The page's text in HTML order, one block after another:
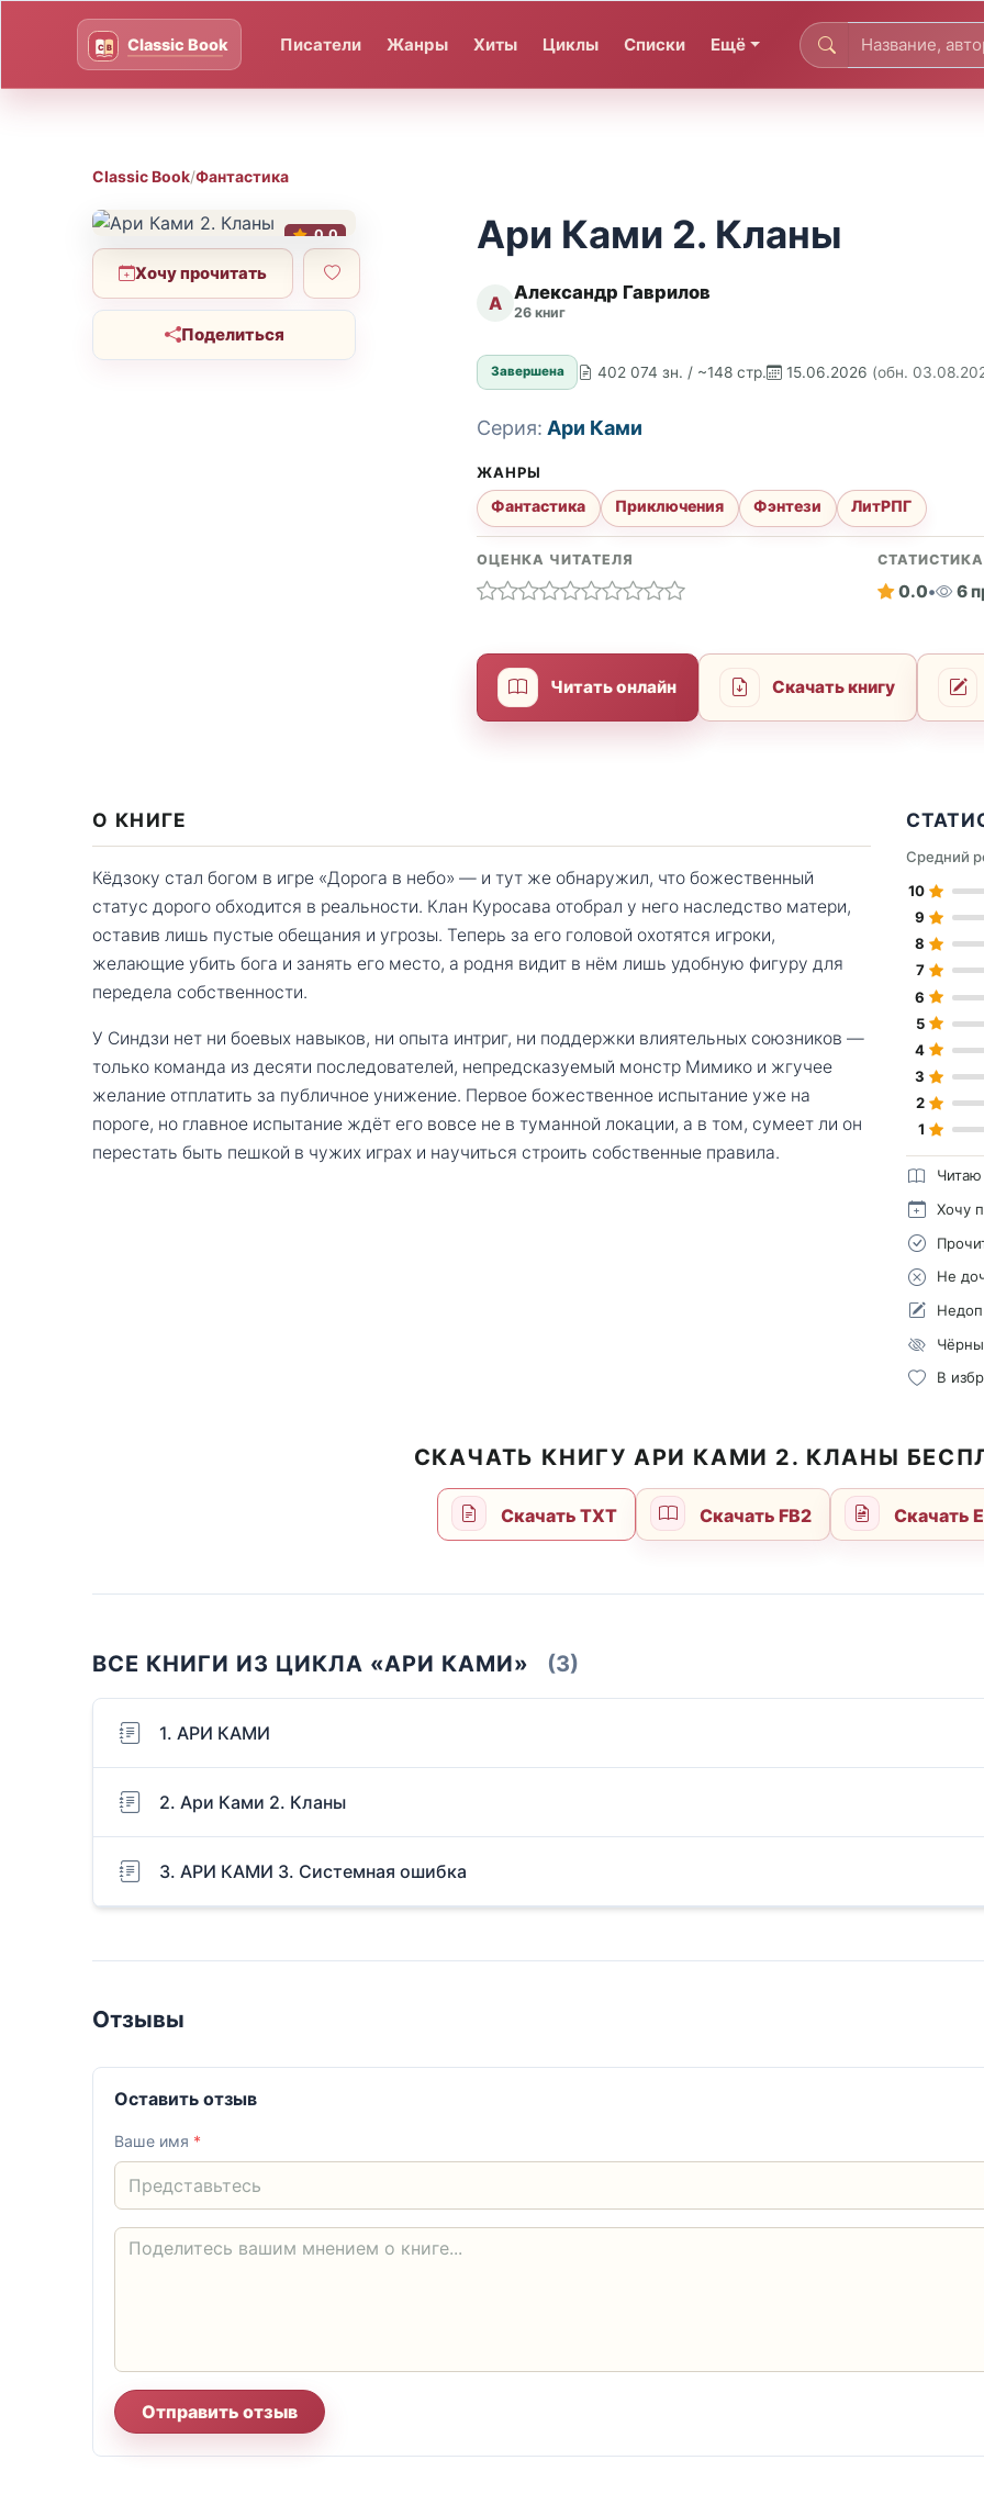
Писатели Жанры Хиты Циклы Списки Ещё
Classic Book/Фантастика
0.0
Хочу прочитать
Поделиться
Ари Ками 2. Кланы
А Александр Гаврилов
26 книг
Завершена 402 074 зн. / ~148 стр. 15.06.2026 (обн.
Серия: Ари Ками
ЖАНРЫ
Фантастика Приключения Фэнтези ЛитРПГ
ОЦЕНКА ЧИТАТЕЛЯ СТАТИСТИКА
0.0• 6
Читать онлайн Скачать книгу
О КНИГЕ
Кёдзоку стал богом в игре «Дорога в небо» — и тут же обнаружил, что божественный
статус дорого обходится в реальности. Клан Куросава отобрал у него наследство матери,
оставив лишь пустые обещания и угрозы. Теперь за его головой охотятся игроки,
желающие убить бога и занять его место, а родня видит в нём лишь удобную фигуру для
передела собственности.
У Синдзи нет ни боевых навыков, ни опыта интриг, ни поддержки влиятельных союзников —
только команда из десяти последователей, непредсказуемый монстр Мимико и жгучее
желание отплатить за публичное унижение. Первое божественное испытание уже на
пороге, но главное испытание ждёт его вовсе не в туманной локации, а в том, сумеет ли он
перестать быть пешкой в чужих играх и научиться строить собственные правила.
Средний
10
9
8
7
6
5
4
3
2
1
Читаю
Хочу
Не
В
СКАЧАТЬ КНИГУ АРИ КАМИ 2. КЛАНЫ
Скачать TXT Скачать FB2 Скачать
ВСЕ КНИГИ ИЗ ЦИКЛА «АРИ КАМИ» (3)
1. АРИ КАМИ
2. Ари Ками 2. Кланы
3. АРИ КАМИ 3. Системная ошибка
Отзывы
Оставить отзыв
Ваше имя *
Отправить отзыв